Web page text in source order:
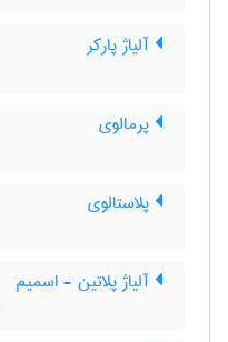
آلیاژ پارکر
پرمالوی
پلاستالوی
آلیاژ پلاتین - اسمیم